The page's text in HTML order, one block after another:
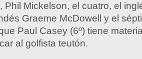
Phil Mickelson, el cuatro, el
Graeme McDowell y el
Paul Casey (6º) tiene
al golfista teutón.